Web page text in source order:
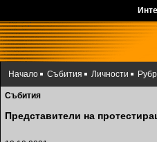
Начало Събития Личности
Събития
Представители на